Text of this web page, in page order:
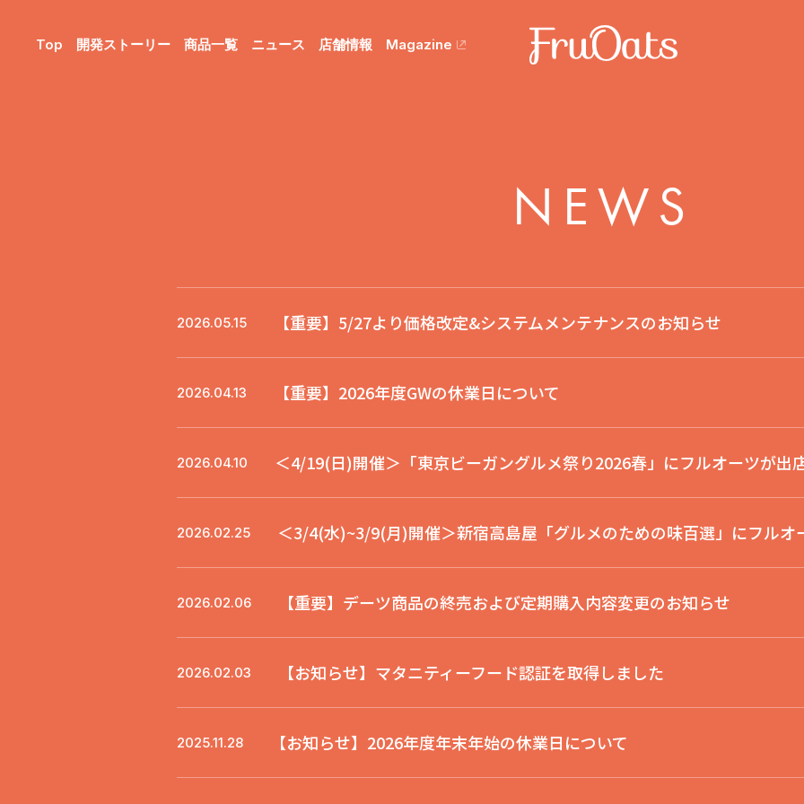
Top 開発ストーリー 商品一覧 ニュース 店舗情報 Magazine
NEWS
2026.05.15 【重要】5/27より価格改定&システムメンテナンスのお知らせ
2026.04.13 【重要】2026年度GWの休業日について
2026.04.10 ＜4/19(日)開催＞「東京ビーガングルメ祭り2026春」にフルオーツが出
2026.02.25 ＜3/4(水)~3/9(月)開催＞新宿高島屋「グルメのための味百選」にフルオ
2026.02.06 【重要】デーツ商品の終売および定期購入内容変更のお知らせ
2026.02.03 【お知らせ】マタニティーフード認証を取得しました
2025.11.28 【お知らせ】2026年度年末年始の休業日について